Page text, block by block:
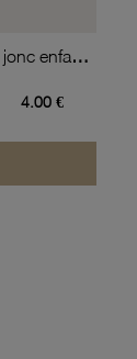
Simili rose-violet pour bracelet jonc enfant Méli Versa, 10mm
4.00 €